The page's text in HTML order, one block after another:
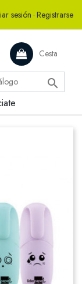
sesión · Registrarse
Cesta
